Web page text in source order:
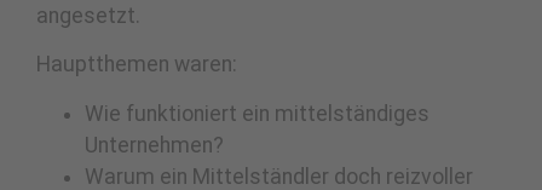
angesetzt.
Hauptthemen waren:
Wie funktioniert ein mittelständiges
Unternehmen?
Warum ein Mittelständler doch reizvoller